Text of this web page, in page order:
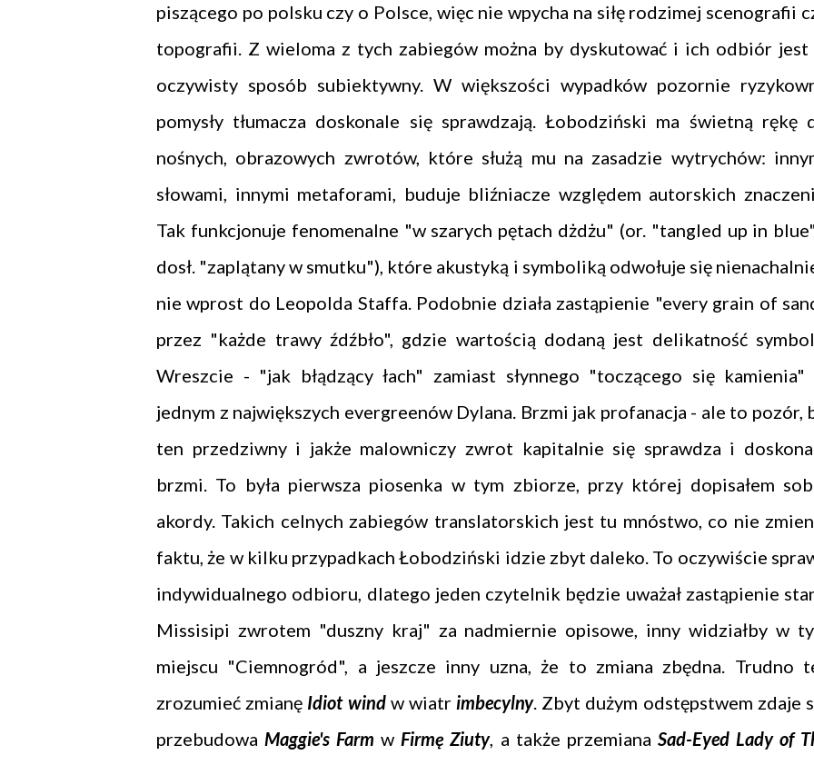
piszącego po polsku czy o Polsce, więc nie wpycha na siłę rodzimej scenografii
topografii. Z wieloma z tych zabiegów można by dyskutować i ich odbiór jest
oczywisty sposób subiektywny. W większości wypadków pozornie
pomysły tłumacza doskonale się sprawdzają. Łobodziński ma świetną rękę
nośnych, obrazowych zwrotów, które służą mu na zasadzie wytrychów:
słowami, innymi metaforami, buduje bliźniacze względem autorskich
Tak funkcjonuje fenomenalne "w szarych pętach dżdżu" (or. "tangled up in
dosł. "zaplątany w smutku"), które akustyką i symboliką odwołuje się
nie wprost do Leopolda Staffa. Podobnie działa zastąpienie "every grain of
przez "każde trawy źdźbło", gdzie wartością dodaną jest delikatność
Wreszcie - "jak błądzący łach" zamiast słynnego "toczącego się kamienia"
jednym z największych evergreenów Dylana. Brzmi jak profanacja - ale to pozór,
ten przedziwny i jakże malowniczy zwrot kapitalnie się sprawdza i
brzmi. To była pierwsza piosenka w tym zbiorze, przy której dopisałem
akordy. Takich celnych zabiegów translatorskich jest tu mnóstwo, co nie
faktu, że w kilku przypadkach Łobodziński idzie zbyt daleko. To oczywiście
indywidualnego odbioru, dlatego jeden czytelnik będzie uważał zastąpienie
Missisipi zwrotem "duszny kraj" za nadmiernie opisowe, inny widziałby w
miejscu "Ciemnogród", a jeszcze inny uzna, że to zmiana zbędna. Trudno
zrozumieć zmianę Idiot windw wiatrimbecylny. Zbyt dużym odstępstwem zdaje
przebudowaMaggie's Farm wFirmę Ziuty, a także przemiana Sad-Eyed Lady of